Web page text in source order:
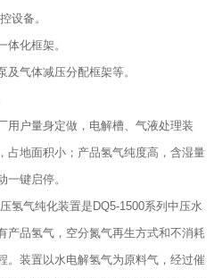
设备。
化框架。
气体减压分配框架等。
用户量身定做，电解槽、气液处理装
占地面积小；产品氢气纯度高，含湿量
键启停。
氢气纯化装置是DQ5-1500系列中压水
产品氢气，空分氮气再生方式和不消耗
。装置以水电解氢气为原料气，经过催